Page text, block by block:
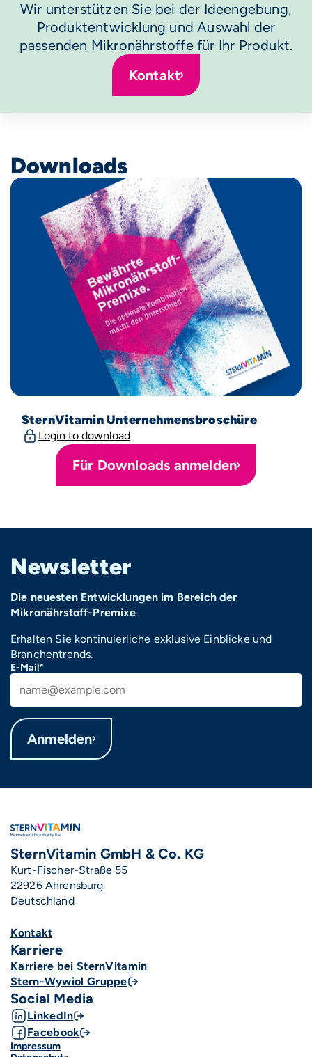
Wir unterstützen Sie bei der Ideengebung,
Produktentwicklung und Auswahl der
passenden Mikronährstoffe für Ihr Produkt.
Kontakt
Downloads
SternVitamin Unternehmensbroschüre
Login to download
Für Downloads anmelden
Newsletter
Die neuesten Entwicklungen im Bereich der
Mikronährstoff-Premixe
Erhalten Sie kontinuierliche exklusive Einblicke und
Branchentrends.
E-Mail*
Anmelden
SternVitamin GmbH & Co. KG
Kurt-Fischer-Straße 55
22926 Ahrensburg
Deutschland
Kontakt
Fußzeile Karriere & Social Media
Karriere
Karriere bei SternVitamin
Stern-Wywiol Gruppe
Social Media
LinkedIn
Facebook
Fußzeile DE
Impressum